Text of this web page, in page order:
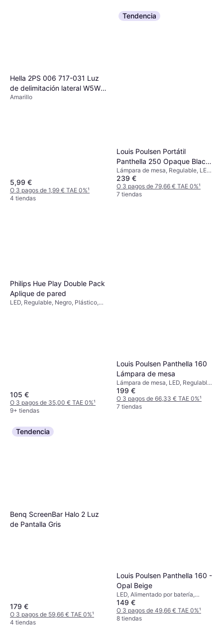
LED, Celdas solares, Transparente,
Plata, Blanco, Acero inoxidable,
Acero, Clase IP: IP44
30,49 €
O 3 pagos de 10,16 € TAE 0%
Hella 2PS 006 717-031 Luz
de delimitación lateral W5W
derecha, izquierda 12
Amarillo
5,99 €
O 3 pagos de 1,99 € TAE 0%¹
4 tiendas
Tendencia
Louis Poulsen Portátil
Panthella 250 Opaque Black
Lámpara de mesa
Lámpara de mesa, Regulable, LED,
Negro
239 €
O 3 pagos de 79,66 € TAE 0%¹
7 tiendas
Philips Hue Play Double Pack
Aplique de pared
LED, Regulable, Negro, Plástico,
105 €
O 3 pagos de 35,00 € TAE 0%¹
9+ tiendas
Louis Poulsen Panthella 160
Lámpara de mesa
Lámpara de mesa, LED, Regulable,
Plata, Cromo, Blanco, Verde,
Multicolor, Plástico, Aluminio,
Metal, Vidrio, Clase IP: IP20, IP44
199 €
O 3 pagos de 66,33 € TAE 0%¹
7 tiendas
Tendencia
Benq ScreenBar Halo 2 Luz
de Pantalla Gris
179 €
O 3 pagos de 59,66 € TAE 0%¹
4 tiendas
Louis Poulsen Panthella 160 -
Opal Beige
LED, Alimentado por batería,
Beige, Plástico, Clase IP: IP44
149 €
O 3 pagos de 49,66 € TAE 0%¹
8 tiendas